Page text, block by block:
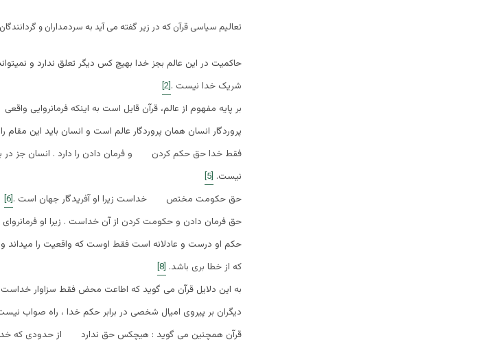
تعالیم سیاسی قرآن که در زیر گفته می آید به سردمداران و
حاکمیت در این عالم بجز خدا بهیچ کس دیگر تعلق ندارد و
شریک خدا نیست .[2]
بر پایه مفهوم از عالم، قرآن قایل است به اینکه فرمانروایی
پروردگار انسان همان پروردگار عالم است و انسان باید این مقام
فقط خدا حق حکم کردن و فرمان دادن را دارد . انسان جز در
نیست. [5]
حق حکومت مختص خداست زیرا او آفریدگار جهان است .[6]
حق فرمان دادن و حکومت کردن از آن خداست . زیرا او
حکم او درست و عادلانه است فقط اوست که واقعیت را
که از خطا بری باشد. [8]
به این دلایل قرآن می گوید که اطاعت محض فقط سزاوار خداست
دیگران بر پیروی امیال شخصی در برابر حکم خدا ، راه صواب
قرآن همچنین می گوید : هیچکس حق ندارد از حدودی که خدا